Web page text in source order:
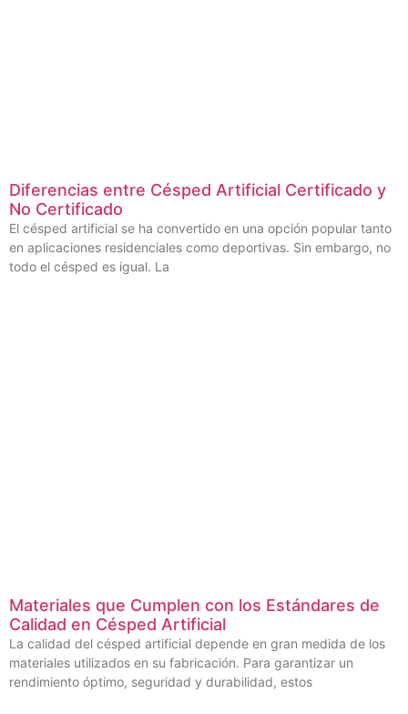
Diferencias entre Césped Artificial Certificado y
No Certificado
El césped artificial se ha convertido en una opción popular tanto
en aplicaciones residenciales como deportivas. Sin embargo, no
todo el césped es igual. La
Materiales que Cumplen con los Estándares de
Calidad en Césped Artificial
La calidad del césped artificial depende en gran medida de los
materiales utilizados en su fabricación. Para garantizar un
rendimiento óptimo, seguridad y durabilidad, estos